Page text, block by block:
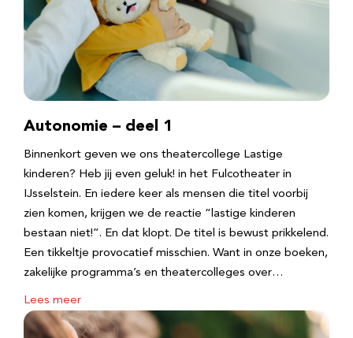
Autonomie – deel 1
Binnenkort geven we ons theatercollege Lastige
kinderen? Heb jij even geluk! in het Fulcotheater in
IJsselstein. En iedere keer als mensen die titel voorbij
zien komen, krijgen we de reactie “lastige kinderen
bestaan niet!”. En dat klopt. De titel is bewust prikkelend.
Een tikkeltje provocatief misschien. Want in onze boeken,
zakelijke programma’s en theatercolleges over…
Lees meer